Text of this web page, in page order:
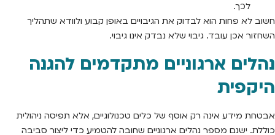
לכך.
חשוב לא פחות הוא לבדוק את הגיבויים באופן קבוע ולוודא שתהליך
השחזור אכן עובד. גיבוי שלא נבדק אינו גיבוי.
נהלים ארגוניים מתקדמים להגנה
היקפית
אבטחת מידע אינה רק אוסף של כלים טכנולוגיים, אלא תפיסה ניהולית
כוללת. ישנם מספר נהלים ארגוניים שחובה להטמיע כדי ליצור סביבה